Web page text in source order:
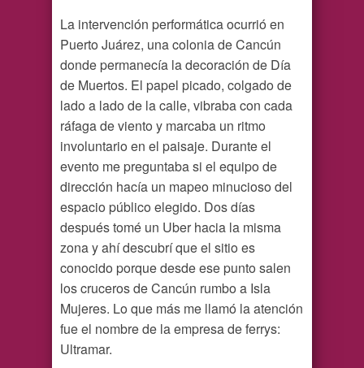
La intervención performática ocurrió en
Puerto Juárez, una colonia de Cancún
donde permanecía la decoración de Día
de Muertos. El papel picado, colgado de
lado a lado de la calle, vibraba con cada
ráfaga de viento y marcaba un ritmo
involuntario en el paisaje. Durante el
evento me preguntaba si el equipo de
dirección hacía un mapeo minucioso del
espacio público elegido. Dos días
después tomé un Uber hacia la misma
zona y ahí descubrí que el sitio es
conocido porque desde ese punto salen
los cruceros de Cancún rumbo a Isla
Mujeres. Lo que más me llamó la atención
fue el nombre de la empresa de ferrys:
Ultramar.